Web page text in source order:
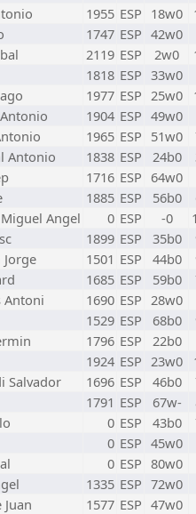
1955 ESP 18w0
1747 ESP 42w0
2119 ESP 2w0
1818 ESP 33w0
1977 ESP 25w0
1904 ESP 49w0
1965 ESP 51w0
Antonio 1838 ESP 24b0
1716 ESP 64w0
1885 ESP 56b0
Angel 0 ESP -0
1899 ESP 35b0
1501 ESP 44b0
1685 ESP 59b0
Antoni 1690 ESP 28w0
1529 ESP 68b0
1796 ESP
22b0
1924 ESP 23w0
Salvador 1696 ESP 46b0
1791 ESP 67w-
0 ESP 43b0
0 ESP 45w0
0 ESP 80w0
1335 ESP 72w0
Juan 1577 ESP 47w0